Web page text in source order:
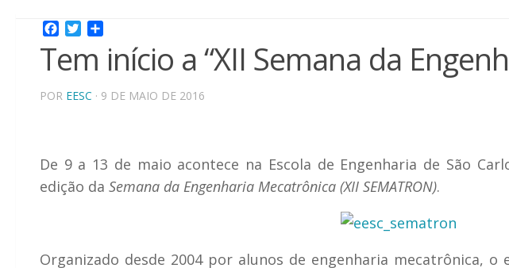
Facebook
Twitter
Tem início a “XII Semana da
POR EESC · 9 DE MAIO DE 2016
De 9 a 13 de maio acontece na Escola de Engenharia de São
edição da Semana da Engenharia Mecatrônica (XII SEMATRON).
Organizado desde 2004 por alunos de engenharia mecatrônica,